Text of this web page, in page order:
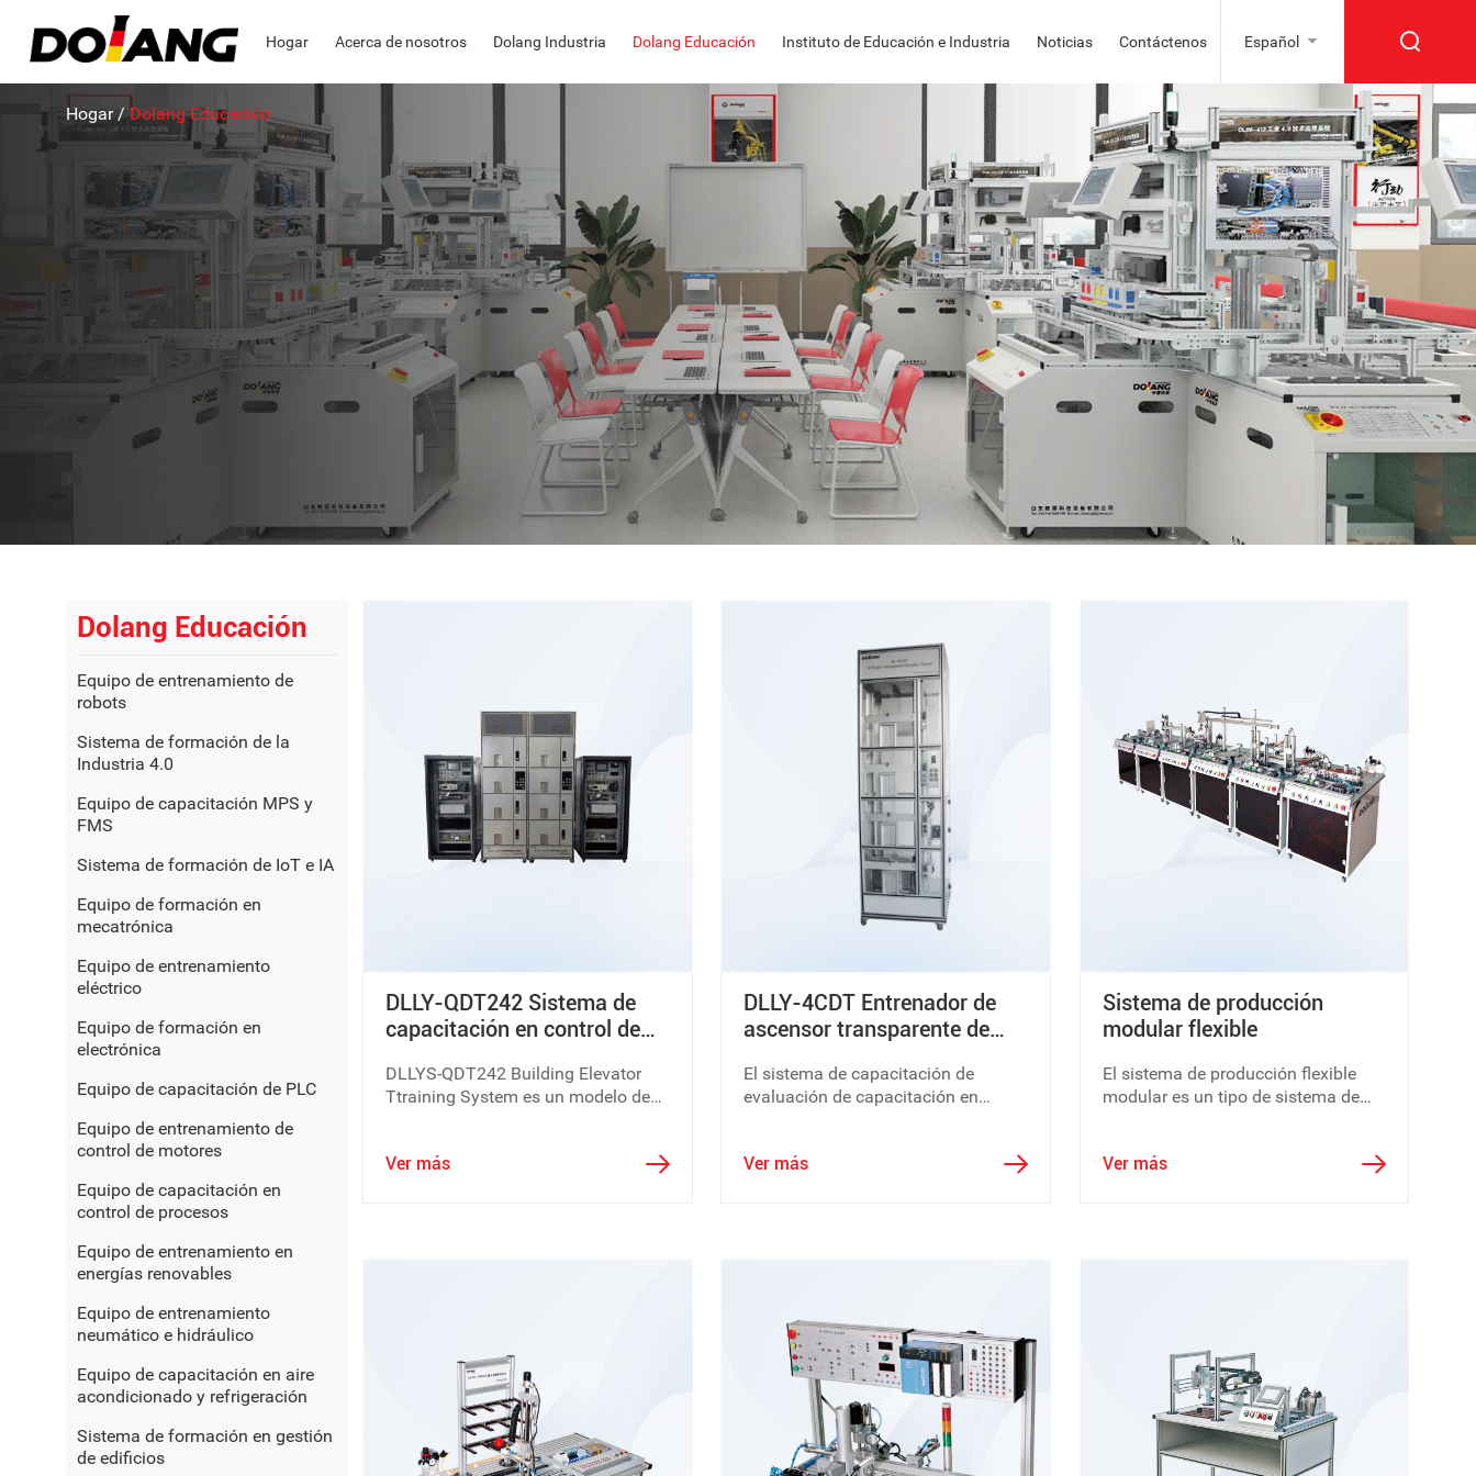
Hogar Acerca de nosotros Dolang Industria Dolang Educación Instituto de Educación e Industria Noticias Contáctenos Español
Hogar / Dolang Educación
Dolang Educación
Equipo de entrenamiento de
robots
Sistema de formación de la
Industria 4.0
Equipo de capacitación MPS y
FMS
Sistema de formación de IoT e IA
Equipo de formación en
mecatrónica
Equipo de entrenamiento
eléctrico
Equipo de formación en
electrónica
Equipo de capacitación de PLC
Equipo de entrenamiento de
control de motores
Equipo de capacitación en
control de procesos
Equipo de entrenamiento en
energías renovables
Equipo de entrenamiento
neumático e hidráulico
Equipo de capacitación en aire
acondicionado y refrigeración
Sistema de formación en gestión
de edificios
DLLY-QDT242 Sistema de
capacitación en control de
DLLYS-QDT242 Building Elevator
Ttraining System es un modelo de
compuesto por 2 bloques de 4
Ver más
DLLY-4CDT Entrenador de
ascensor transparente de
El sistema de capacitación de
evaluación de capacitación en
estructura de ascensores de
Ver más
Sistema de producción
modular flexible
El sistema de producción flexible
modular es un tipo de sistema de
multidisciplinarios y
Ver más